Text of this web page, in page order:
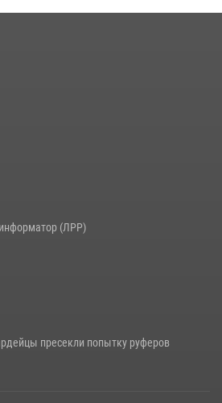
(ЛРР)
пресекли попытку руферов